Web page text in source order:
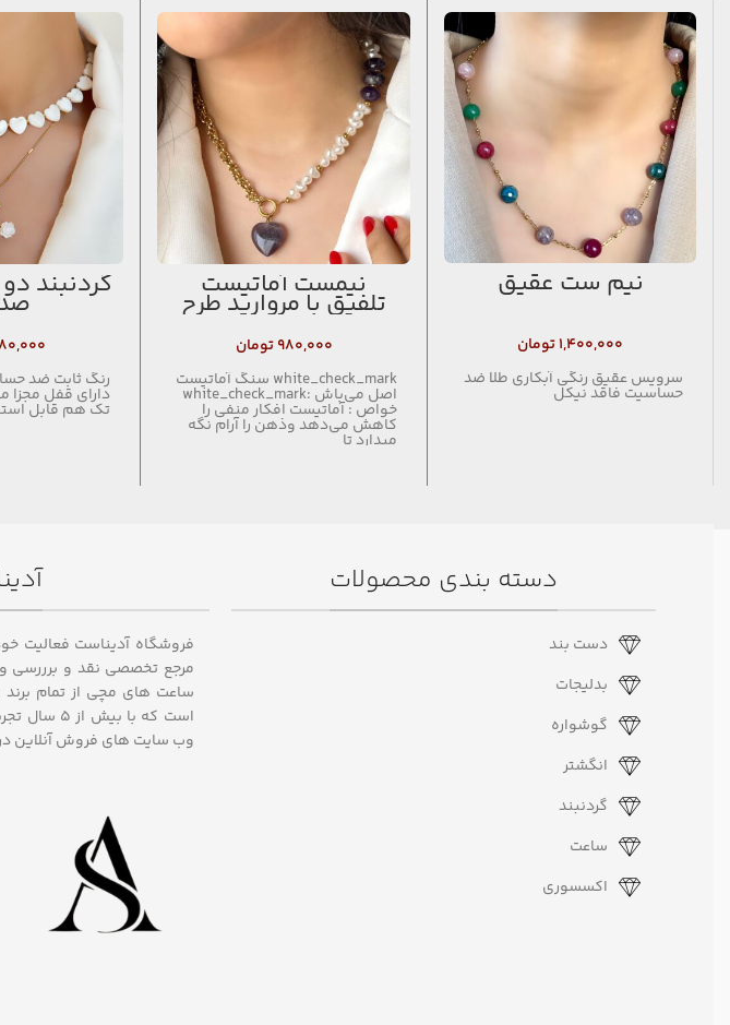
نیم ست عقیق
۱,۴۰۰,۰۰۰تومان
سرویس عقیق رنگی آبکاری طلا ضد
حساسیت فاقد نیکل
نیمست آماتیست
تلفیق با مروارید طرح
باروک و زنجیر استیل
تراش
۹۸۰,۰۰۰تومان
white_check_mark سنگ آماتیست
اصل می‌باش :white_check_mark
خواص : آماتیست افکار منفی را
کاهش می‌دهد وذهن را آرام نگه
میدارد تا
گردنبند
رنگ ثابت ضد
دارای قفل
تک هم قابل
دسته بندی محصولات
دست بند
بدلیجات
گوشواره
انگشتر
گردنبند
ساعت
اکسسوری
مرجع تخصصی نقد و برررسی و
است که با
وب سایت های فروش آنلاین